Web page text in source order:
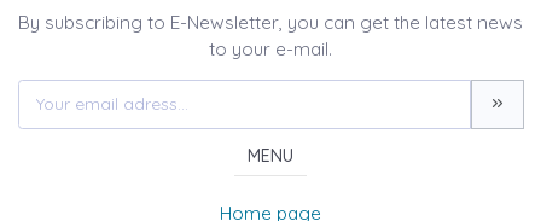
By subscribing to E-Newsletter, you can get the latest news
to your e-mail.
MENU
Home page